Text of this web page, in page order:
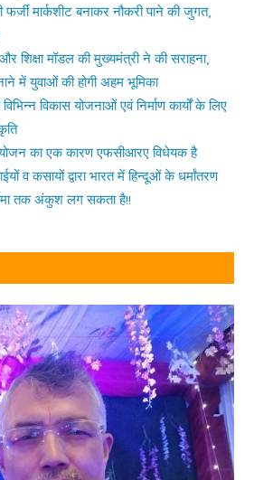
फर्जी मार्कशीट बनाकर नौकरी पाने की जुगत,
शिक्षा मॉडल की मुख्यमंत्री ने की सराहना,
में युवाओं की होगी अहम भूमिका
विकास योजनाओं एवं निर्माण कार्यों के लिए
का एक कारण एफसीआरए विधेयक है
व कसायों द्वारा भारत में हिन्दूओं के धर्मांतरण
तक अंकुश लग सकता है!!